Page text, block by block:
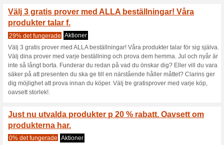
Aktuella rabatter
Hos Clarins hittar du
küra. Du k.